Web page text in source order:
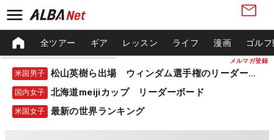
メルマガ登録
全ツアー ギア レッスン ライフ 漫画 ゴル
米国男子 松山英樹ら出場 ウィンダム選手権のリーダーボード
国内女子 北海道meijiカップ リーダーボード
米国女子 最新の世界ランキング